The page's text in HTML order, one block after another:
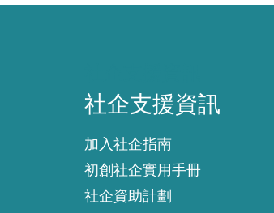
社企支援資訊
加入社企指南
初創社企實用手冊
社企資助計劃